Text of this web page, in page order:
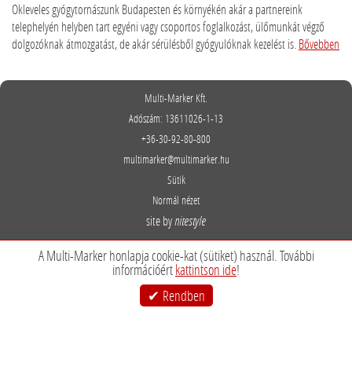
Okleveles gyógytornászunk Budapesten és környékén akár a partnereink
telephelyén helyben tart egyéni vagy csoportos foglalkozást, ülőmunkát végző
dolgozóknak átmozgatást, de akár sérülésből gyógyulóknak kezelést is.Bővebben
Multi-Marker Kft.
Adószám: 13611026-1-13
+36-30-92-80-800
multimarker@multimarker.hu
Sütik
Normál nézet
site bynitestyle
A Multi-Marker honlapja cookie-kat (sütiket) használ. További
információértkattintson ide!
Rendben